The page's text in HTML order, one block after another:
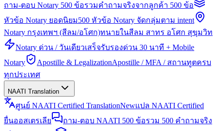
ถาม-ตอบ Notary 500 ข้อรวมคำถามจริงจากลูกค้า 500 ข้อ
หัวข้อ Notary ยอดนิยม500 หัวข้อ Notary จัดกลุ่มตาม intent
Notary กรุงเทพฯ (สีลม/อโศก)ทนายในสีลม สาทร อโศก สุขุมวิท
Notary ด่วน / วันเดียวเสร็จรับรองด่วน 30 นาที + Mobile
Notary
Apostille & LegalizationApostille / MFA / สถานทูตครบ
ทุกประเทศ
NAATI Translation
ศูนย์ NAATI Certified TranslationNewแปล NAATI Certified
ยื่นออสเตรเลีย
ถาม-ตอบ NAATI 500 ข้อรวม 500 คำถามจริง